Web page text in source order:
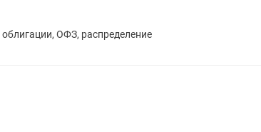
облигации, ОФЗ, распределение